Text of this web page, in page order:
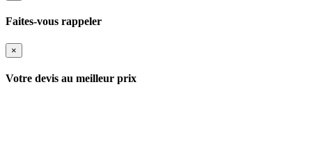
Faites-vous rappeler
×
Votre devis au meilleur prix